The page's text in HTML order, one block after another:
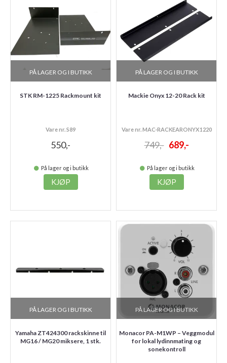
PÅ LAGER OG I BUTIKK
STK RM-1225 Rackmount kit
Vare nr. S89
550,-
På lager og i butikk
KJØP
PÅ LAGER OG I BUTIKK
Mackie Onyx 12-20 Rack kit
Vare nr. MAC-RACKEARONYX1220
749,- 689,-
På lager og i butikk
KJØP
PÅ LAGER OG I BUTIKK
Yamaha ZT424300 rackskinne til
MG16 / MG20 miksere, 1 stk.
PÅ LAGER OG I BUTIKK
Monacor PA-M1WP – Veggmodul
for lokal lydinnmating og
sonekontroll